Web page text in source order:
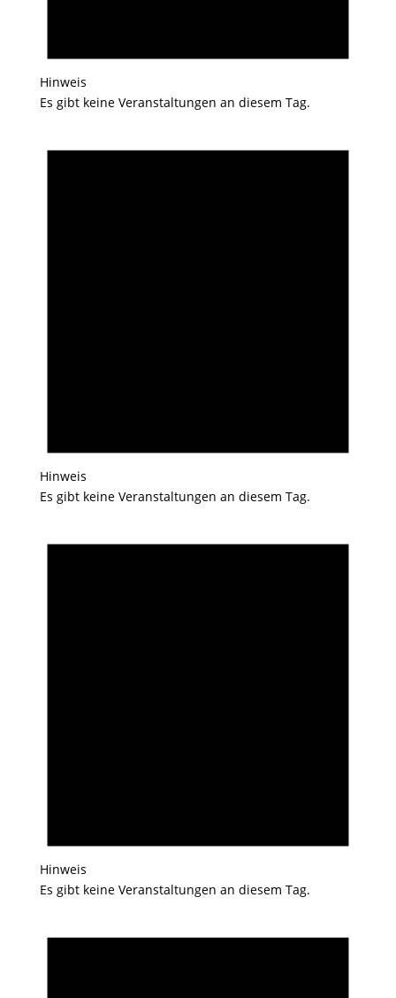
Hinweis
Es gibt keine Veranstaltungen an diesem Tag.
Hinweis
Es gibt keine Veranstaltungen an diesem Tag.
Hinweis
Es gibt keine Veranstaltungen an diesem Tag.